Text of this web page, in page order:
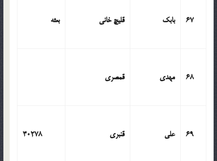
67 بابک قلیچ خانی بعثه
68 مهدی قمصری
69 علی قنبری 30278